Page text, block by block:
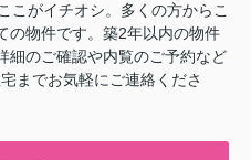
こがイチオシ。多くの方からこ
の物件です。築2年以内の物件
細のご確認や内覧のご予約など
までお気軽にご連絡くださ